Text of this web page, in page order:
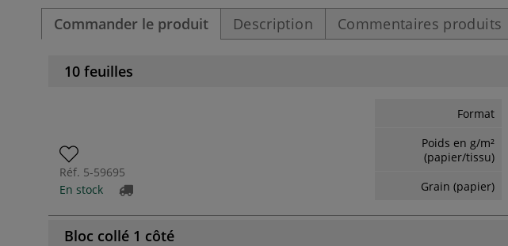
Commander le produit Description Commentaires produits
10 feuilles
Réf. 5-59695
En stock
Format
Poids en g/m²
(papier/tissu)
Grain (papier)
Bloc collé 1 côté